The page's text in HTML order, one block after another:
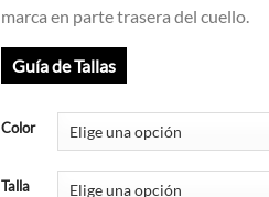
marca en parte trasera del cuello.
Guía de Tallas
Color
Talla